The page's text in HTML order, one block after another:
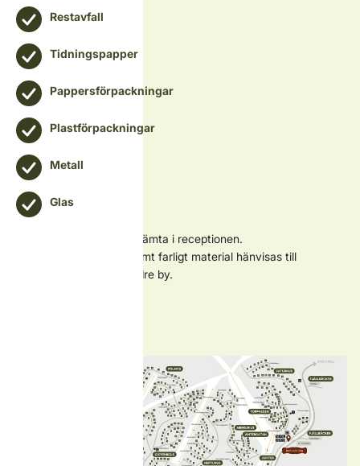
Restavfall
Tidningspapper
Pappersförpackningar
Plastförpackningar
Metall
Glas
Kompostpåsar finns att hämta i receptionen.
Grovsopor, byggavfall samt farligt material hänvisas till
återvinningscentralen i Idre by.